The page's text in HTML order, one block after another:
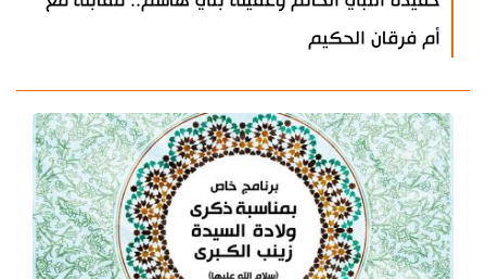
أم فرقان الحكيم